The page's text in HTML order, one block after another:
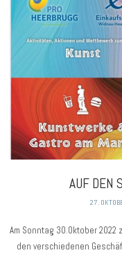
AUF DEN
27.
Am Sonntag 30.Oktober
den verschiedenen